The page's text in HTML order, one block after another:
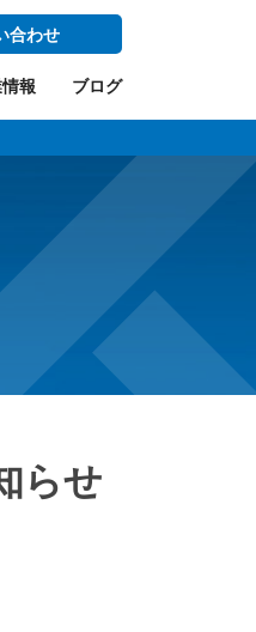
報 ブログ
合わせ
らせ